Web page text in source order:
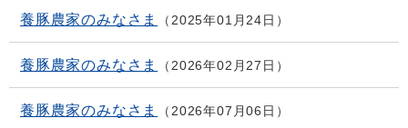
養豚農家のみなさま 2025年01月24日
養豚農家のみなさま 2026年02月27日
養豚農家のみなさま 2026年07月06日